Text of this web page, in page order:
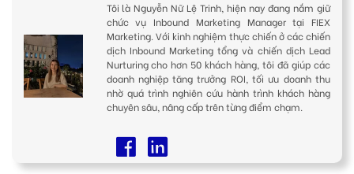
Tôi là Nguyễn Nữ Lệ Trinh, hiện nay đang nắm giữ
chức vụ Inbound Marketing Manager tại FIEX
Marketing. Với kinh nghiệm thực chiến ở các chiến
dịch Inbound Marketing tổng và chiến dịch Lead
Nurturing cho hơn 50 khách hàng, tôi đã giúp các
doanh nghiệp tăng trưởng ROI, tối ưu doanh thu
nhờ quá trình nghiên cứu hành trình khách hàng
chuyên sâu, nâng cấp trên từng điểm chạm.